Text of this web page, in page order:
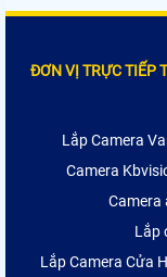
ĐƠN VỊ TRỰC TIẾP
Lắp Camera
Camera
Camera
Lắp
Lắp Camera Cửa